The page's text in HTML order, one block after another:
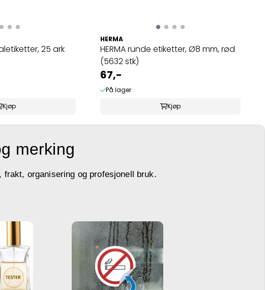
25 ark
Kjøp
HERMA
HERMA runde etiketter, Ø8 mm, rød
(5632 stk)
67,-
På lager
Kjøp
merking
organisering og profesjonell bruk.